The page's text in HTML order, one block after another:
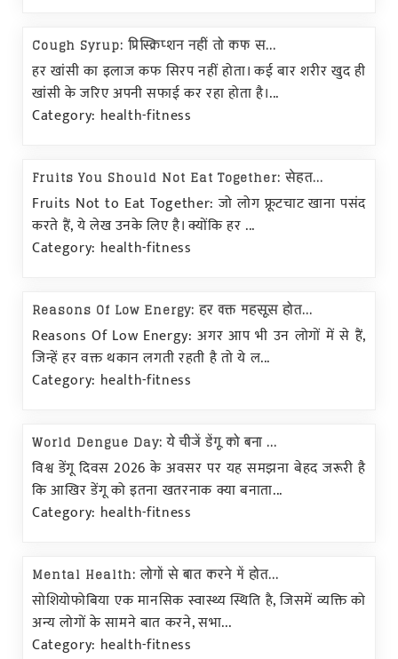
Cough Syrup: प्रिस्क्रिप्शन नहीं तो कफ स...
हर खांसी का इलाज कफ सिरप नहीं होता। कई बार शरीर खुद ही
खांसी के जरिए अपनी सफाई कर रहा होता है।...
Category: health-fitness
Fruits You Should Not Eat Together: सेहत...
Fruits Not to Eat Together: जो लोग फ्रूटचाट खाना पसंद
करते हैं, ये लेख उनके लिए है। क्योंकि हर ...
Category: health-fitness
Reasons Of Low Energy: हर वक्त महसूस होत...
Reasons Of Low Energy: अगर आप भी उन लोगों में से हैं,
जिन्हें हर वक्त थकान लगती रहती है तो ये ल...
Category: health-fitness
World Dengue Day: ये चीजें डेंगू को बना ...
विश्व डेंगू दिवस 2026 के अवसर पर यह समझना बेहद जरूरी है
कि आखिर डेंगू को इतना खतरनाक क्या बनाता...
Category: health-fitness
Mental Health: लोगों से बात करने में होत...
सोशियोफोबिया एक मानसिक स्वास्थ्य स्थिति है, जिसमें व्यक्ति को
अन्य लोगों के सामने बात करने, सभा...
Category: health-fitness